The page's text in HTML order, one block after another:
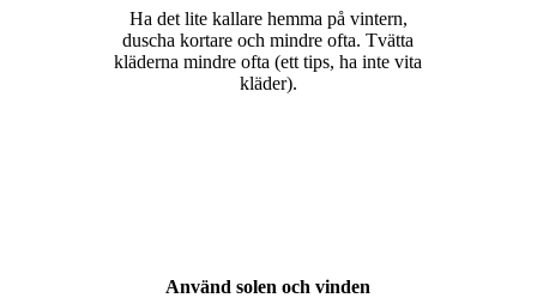
Ha det lite kallare hemma på vintern,
duscha kortare och mindre ofta. Tvätta
kläderna mindre ofta (ett tips, ha inte vita
kläder).
Använd solen och vinden